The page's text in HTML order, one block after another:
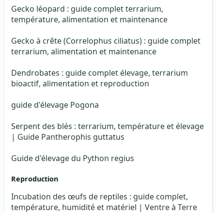
Gecko léopard : guide complet terrarium,
température, alimentation et maintenance
Gecko à crête (Correlophus ciliatus) : guide complet
terrarium, alimentation et maintenance
Dendrobates : guide complet élevage, terrarium
bioactif, alimentation et reproduction
guide d'élevage Pogona
Serpent des blés : terrarium, température et élevage
| Guide Pantherophis guttatus
Guide d'élevage du Python regius
Reproduction
Incubation des œufs de reptiles : guide complet,
température, humidité et matériel | Ventre à Terre